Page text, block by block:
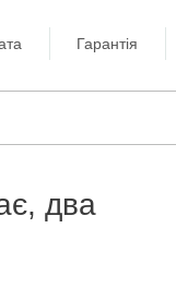
Гарантія
два